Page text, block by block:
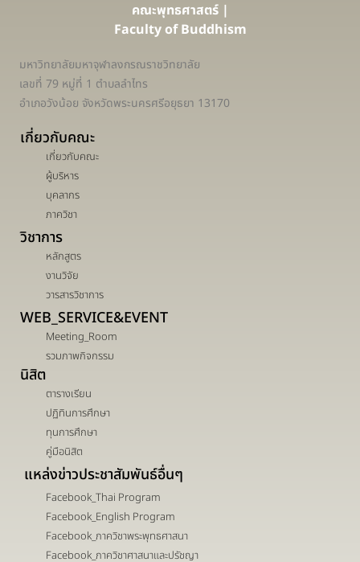
คณะพุทธศาสตร์ |
Faculty of Buddhism
มหาวิทยาลัยมหาจุฬาลงกรณราชวิทยาลัย
เลขที่ 79 หมู่ที่ 1 ตำบลลำไทร
อำเภอวังน้อย จังหวัดพระนครศรีอยุธยา 13170
เกี่ยวกับคณะ
เกี่ยวกับคณะ
ผู้บริหาร
บุคลากร
ภาควิชา
วิชาการ
หลักสูตร
งานวิจัย
วารสารวิชาการ
WEB_SERVICE&EVENT
Meeting_Room
รวมภาพกิจกรรม
นิสิต
ตารางเรียน
ปฏิทินการศึกษา
ทุนการศึกษา
คู่มือนิสิต
แหล่งข่าวประชาสัมพันธ์อื่นๆ
Facebook_Thai Program
Facebook_English Program
Facebook_ภาควิชาพระพุทธศาสนา
Facebook_ภาควิชาศาสนาและปรัชญา